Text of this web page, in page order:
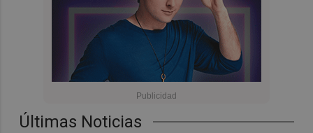
Últimas Noticias